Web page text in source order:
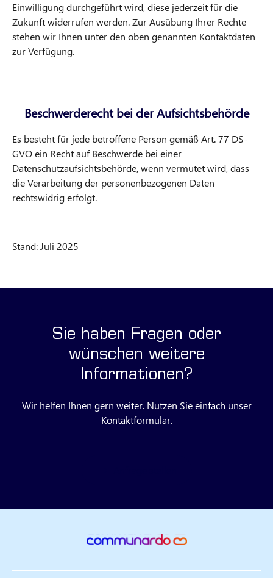
Einwilligung durchgeführt wird, diese jederzeit für die
Zukunft widerrufen werden. Zur Ausübung Ihrer Rechte
stehen wir Ihnen unter den oben genannten Kontaktdaten
zur Verfügung.
Beschwerderecht bei der Aufsichtsbehörde
Es besteht für jede betroffene Person gemäß Art. 77 DS-
GVO ein Recht auf Beschwerde bei einer
Datenschutzaufsichtsbehörde, wenn vermutet wird, dass
die Verarbeitung der personenbezogenen Daten
rechtswidrig erfolgt.
Stand: Juli 2025
Sie haben Fragen oder
wünschen weitere
Informationen?
Wir helfen Ihnen gern weiter. Nutzen Sie einfach unser
Kontaktformular.